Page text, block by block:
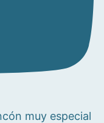
muy especial